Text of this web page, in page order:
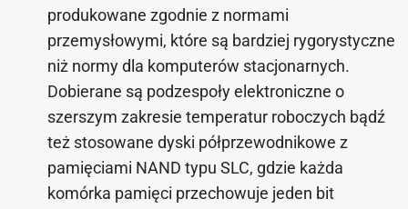
produkowane zgodnie z normami
przemysłowymi, które są bardziej rygorystyczne
niż normy dla komputerów stacjonarnych.
Dobierane są podzespoły elektroniczne o
szerszym zakresie temperatur roboczych bądź
też stosowane dyski półprzewodnikowe z
pamięciami NAND typu SLC, gdzie każda
komórka pamięci przechowuje jeden bit